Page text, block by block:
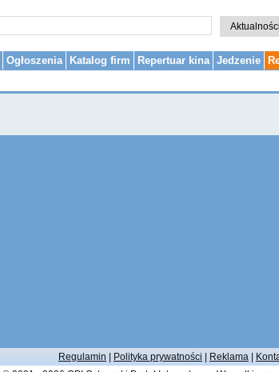
Ogłoszenia Katalog firm Repertuar kina Jedzenie
Regulamin Polityka prywatności Reklama